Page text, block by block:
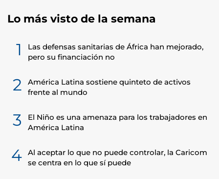
Lo más visto de la semana
1
Las defensas sanitarias de África han mejorado,
pero su financiación no
2
América Latina sostiene quinteto de activos
frente al mundo
3
El Niño es una amenaza para los trabajadores en
América Latina
4
Al aceptar lo que no puede controlar, la Caricom
se centra en lo que sí puede